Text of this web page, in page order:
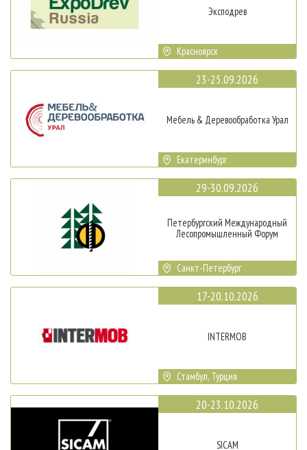
Эксподрев
Красноярск
23-25.09.2026
Мебель & Деревообработка Урал
Екатеринбург
29-30.09.2026
Петербургский Международный
Лесопромышленный Форум
Санкт-Петербург
17-20.10.2026
INTERMOB
Стамбул, Турция
20-23.10.2026
SICAM